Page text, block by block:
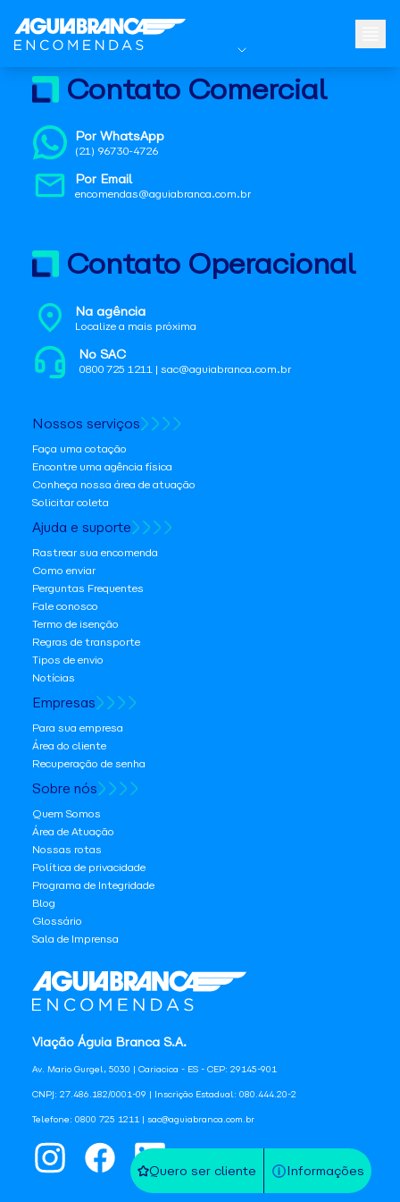
Quero ser cliente Informações
Viação Águia Branca S.A.
Av. Mario Gurgel, 5030 | Cariacica - ES - CEP: 29145-901
CNPJ: 27.486.182/0001-09 | Inscrição Estadual: 080.444.20-2
Telefone: 0800 725 1211 | sac@aguiabranca.com.br
Contato Comercial
Por WhatsApp
(21) 96730-4726
Por Email
encomendas@aguiabranca.com.br
Contato Operacional
Na agência
Localize a mais próxima
No SAC
0800 725 1211 | sac@aguiabranca.com.br
Nossos serviços
Faça uma cotação
Encontre uma agência física
Conheça nossa área de atuação
Solicitar coleta
Ajuda e suporte
Rastrear sua encomenda
Como enviar
Perguntas Frequentes
Fale conosco
Termo de isenção
Regras de transporte
Tipos de envio
Notícias
Empresas
Para sua empresa
Área do cliente
Recuperação de senha
Sobre nós
Quem Somos
Área de Atuação
Nossas rotas
Política de privacidade
Programa de Integridade
Blog
Glossário
Sala de Imprensa